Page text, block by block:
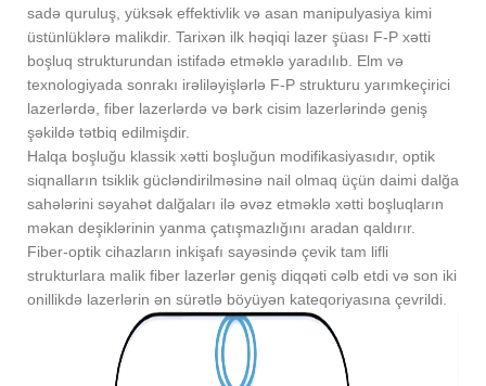
sadə quruluş, yüksək effektivlik və asan manipulyasiya kimi
üstünlüklərə malikdir. Tarixən ilk həqiqi lazer şüası F-P xətti
boşluq strukturundan istifadə etməklə yaradılıb. Elm və
texnologiyada sonrakı irəliləyişlərlə F-P strukturu yarımkeçirici
lazerlərdə, fiber lazerlərdə və bərk cisim lazerlərində geniş
şəkildə tətbiq edilmişdir.
Halqa boşluğu klassik xətti boşluğun modifikasiyasıdır, optik
siqnalların tsiklik gücləndirilməsinə nail olmaq üçün daimi dalğa
sahələrini səyahət dalğaları ilə əvəz etməklə xətti boşluqların
məkan deşiklərinin yanma çatışmazlığını aradan qaldırır.
Fiber-optik cihazların inkişafı sayəsində çevik tam lifli
strukturlara malik fiber lazerlər geniş diqqəti cəlb etdi və son iki
onillikdə lazerlərin ən sürətlə böyüyən kateqoriyasına çevrildi.